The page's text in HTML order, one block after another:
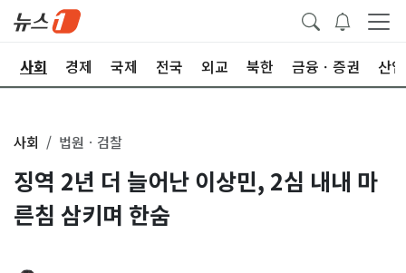
사회 경제 국제 전국 외교 북한 금융ㆍ증권 산업
사회 법원ㆍ검찰
징역 2년 더 늘어난 이상민, 2심 내내 마
른침 삼키며 한숨